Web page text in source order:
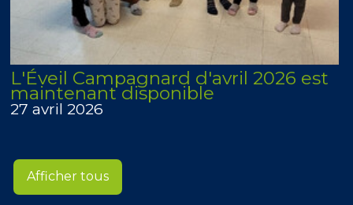
L'Éveil Campagnard d'avril 2026 est
maintenant disponible
27 avril 2026
Afficher tous